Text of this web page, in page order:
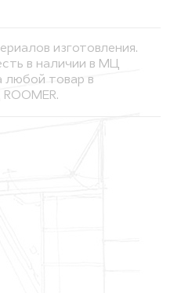
изготовления.
в наличии в МЦ
любой товар в